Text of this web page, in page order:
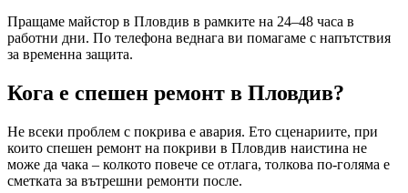
Пращаме майстор в Пловдив в рамките на 24–48 часа в
работни дни. По телефона веднага ви помагаме с напътствия
за временна защита.
Кога е спешен ремонт в Пловдив?
Не всеки проблем с покрива е авария. Ето сценариите, при
които спешен ремонт на покриви в Пловдив наистина не
може да чака – колкото повече се отлага, толкова по-голяма е
сметката за вътрешни ремонти после.